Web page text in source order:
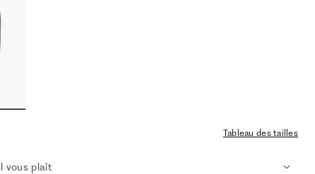
Tableau des tailles
vous plaît